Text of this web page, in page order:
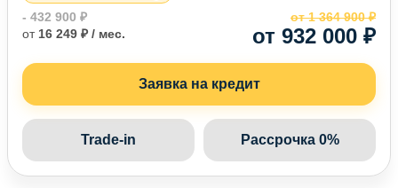
- 432 900 ₽
от 16 249 ₽ / мес. от 932 000 ₽
от 1 364 900 ₽
Заявка на кредит
Trade-in Рассрочка 0%